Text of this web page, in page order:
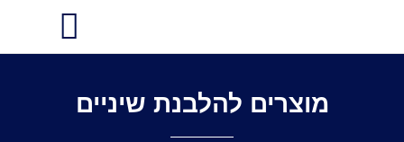
מוצרים להלבנת שיניים